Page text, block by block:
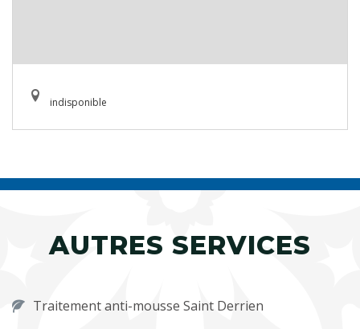
indisponible
AUTRES SERVICES
Traitement anti-mousse Saint Derrien